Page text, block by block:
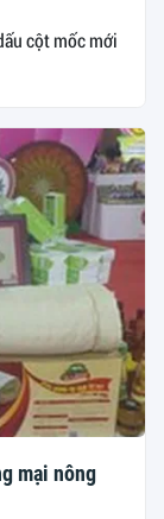
cột mốc mới
mại nông